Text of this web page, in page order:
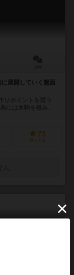
展開していく盤面
りポイントを競う
には木駒を積み、
73
持ってる
ム